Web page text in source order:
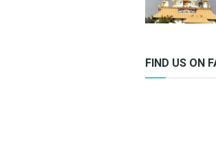
FIND US ON